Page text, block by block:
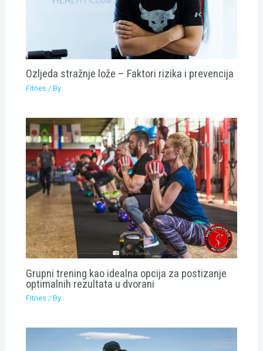
Ozljeda stražnje lože – Faktori rizika i prevencija
Fitnes / By
Grupni trening kao idealna opcija za postizanje
optimalnih rezultata u dvorani
Fitnes / By